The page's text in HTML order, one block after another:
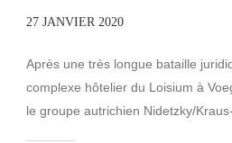
27 JANVIER 2020
Après une très longue bataille
complexe hôtelier du Loisium à
le groupe autrichien Nidetzky/